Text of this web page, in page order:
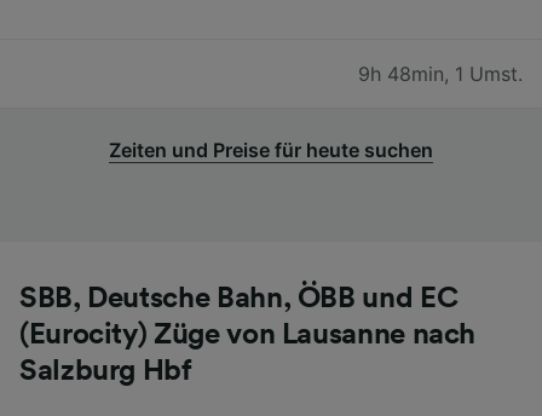
9h 48min, 1 Umst.
Zeiten und Preise für heute suchen
SBB, Deutsche Bahn, ÖBB und EC
(Eurocity) Züge von Lausanne nach
Salzburg Hbf